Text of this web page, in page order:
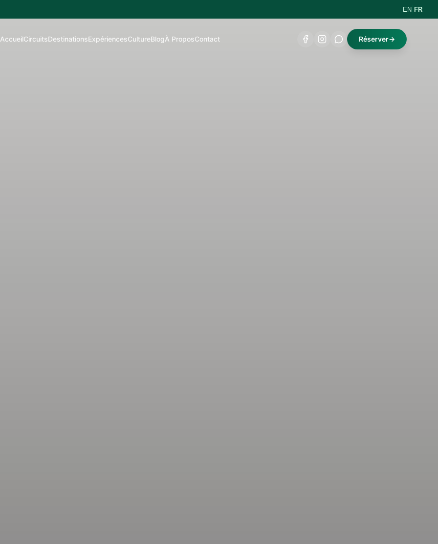
EN FR
AccueilCircuitsDestinationsExpériencesCultureBlogÀ ProposContact Réserver→